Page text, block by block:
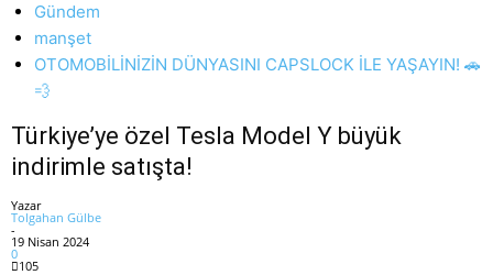
Gündem
manşet
OTOMOBİLİNİZİN DÜNYASINI CAPSLOCK İLE YAŞAYIN! 🚗
💨
Türkiye’ye özel Tesla Model Y büyük
indirimle satışta!
Yazar
Tolgahan Gülbe
-
19 Nisan 2024
0
105